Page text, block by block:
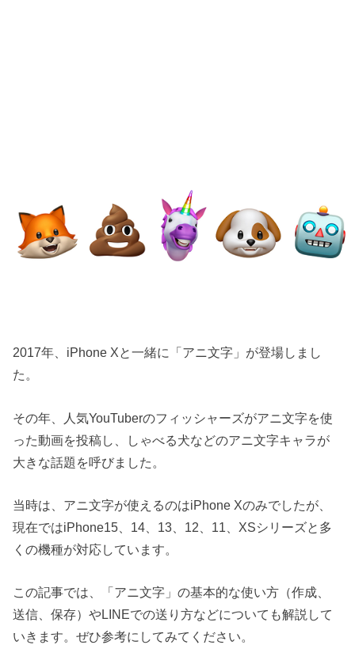
2017年、iPhone Xと一緒に「アニ文字」が登場しまし
た。
その年、人気YouTuberのフィッシャーズがアニ文字を使
った動画を投稿し、しゃべる犬などのアニ文字キャラが
大きな話題を呼びました。
当時は、アニ文字が使えるのはiPhone Xのみでしたが、
現在ではiPhone15、14、13、12、11、XSシリーズと多
くの機種が対応しています。
この記事では、「アニ文字」の基本的な使い方（作成、
送信、保存）やLINEでの送り方などについても解説して
いきます。ぜひ参考にしてみてください。